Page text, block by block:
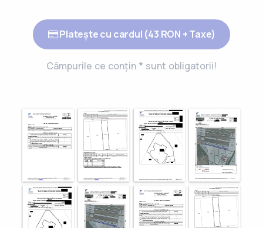
Platește cu cardul (43 RON + Taxe)
Câmpurile ce conțin * sunt obligatorii!